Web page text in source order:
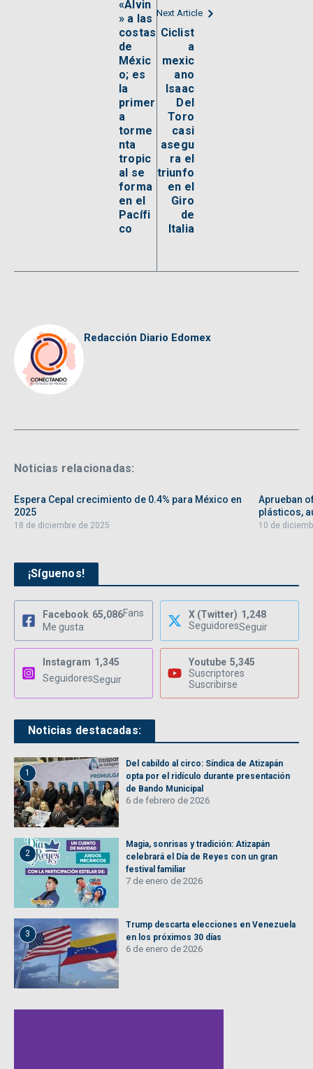
«Alvin
» a las
costas
de
Méxic
o; es
la
primer
a
torme
nta
tropic
al se
forma
en el
Pacífi
co
Next Article
Ciclist
a
mexic
ano
Isaac
Del
Toro
casi
asegu
ra el
triunfo
en el
Giro
de
Italia
Redacción Diario Edomex
Noticias relacionadas:
Espera Cepal crecimiento de 0.4% para México en
2025
18 de diciembre de 2025
Aprueban
plásticos,
10 de
¡Síguenos!
Facebook 65,086Fans
Me gusta
X (Twitter) 1,248
SeguidoresSeguir
Instagram 1,345
SeguidoresSeguir
Youtube 5,345
Suscriptores
Suscribirse
Noticias destacadas:
1
Del cabildo al circo: Síndica de Atizapán
opta por el ridículo durante presentación
de Bando Municipal
6 de febrero de 2026
2
Magia, sonrisas y tradición: Atizapán
celebrará el Día de Reyes con un gran
festival familiar
7 de enero de 2026
3
Trump descarta elecciones en Venezuela
en los próximos 30 días
6 de enero de 2026